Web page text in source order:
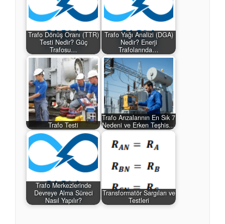
Trafo Dönüş Oranı (TTR)
Testi Nedir? Güç
Trafosu…
Trafo Yağı Analizi (DGA)
Nedir? Enerji
Trafolarında…
Trafo Testi
Trafo Arızalarının En Sık 7
Nedeni ve Erken Teşhis…
Trafo Merkezlerinde
Devreye Alma Süreci
Nasıl Yapılır?
Transformatör Sargıları ve
Testleri